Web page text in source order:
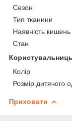
Сезон
Тип тканини
Наявність кишень
Стан
Колір
Розмір дитячого
Приховати